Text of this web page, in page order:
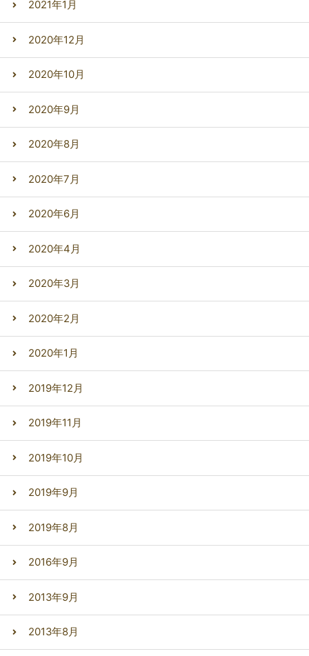
2021年1月
2020年12月
2020年10月
2020年9月
2020年8月
2020年7月
2020年6月
2020年4月
2020年3月
2020年2月
2020年1月
2019年12月
2019年11月
2019年10月
2019年9月
2019年8月
2016年9月
2013年9月
2013年8月